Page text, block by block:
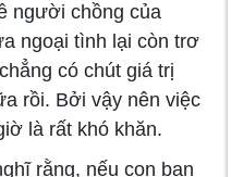
người chồng của
ngoại tình lại còn trơ
có chút giá trị
rồi. Bởi vậy nên việc
là rất khó khăn.
rằng, nếu con bạn